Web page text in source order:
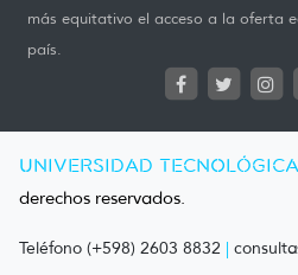
más equitativo el acceso a la oferta
país.
UNIVERSIDAD TECNOLÓGICA
derechos reservados.
Teléfono (+598) 2603 8832 |